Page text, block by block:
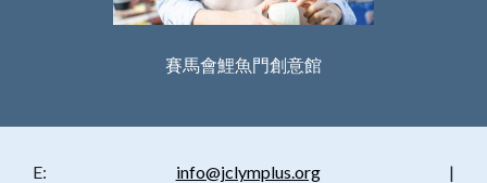
賽馬會鯉魚門創意館
E: info@jclymplus.org|